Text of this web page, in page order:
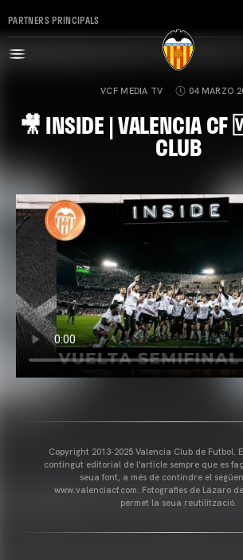
PARTNERS PRINCIPALS
VCF MEDIA TV 04 MARZO
🎥 INSIDE | VALENCIA CF
CLUB
Copyright 2013-2025 Valencia Club de Futbol.
contingut editorial de l'article sempre que es
seua font, a més de contindre el
www.valenciacf.com. Fotografies de Lázaro
permet la seua reutilització.